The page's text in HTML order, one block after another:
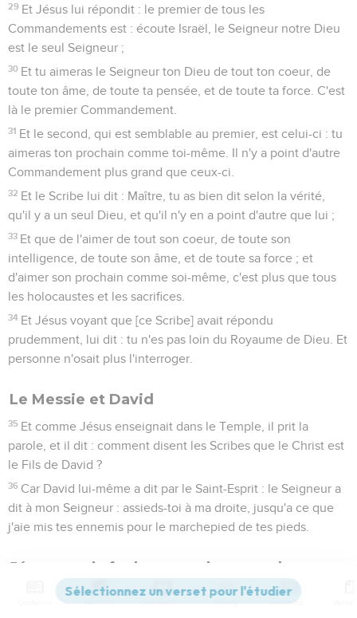
29 Et Jésus lui répondit : le premier de tous les
Commandements est : écoute Israël, le Seigneur notre Dieu
est le seul Seigneur ;
30 Et tu aimeras le Seigneur ton Dieu de tout ton coeur, de
toute ton âme, de toute ta pensée, et de toute ta force. C'est
là le premier Commandement.
31 Et le second, qui est semblable au premier, est celui-ci : tu
aimeras ton prochain comme toi-même. Il n'y a point d'autre
Commandement plus grand que ceux-ci.
32 Et le Scribe lui dit : Maître, tu as bien dit selon la vérité,
qu'il y a un seul Dieu, et qu'il n'y en a point d'autre que lui ;
33 Et que de l'aimer de tout son coeur, de toute son
intelligence, de toute son âme, et de toute sa force ; et
d'aimer son prochain comme soi-même, c'est plus que tous
les holocaustes et les sacrifices.
34 Et Jésus voyant que [ce Scribe] avait répondu
prudemment, lui dit : tu n'es pas loin du Royaume de Dieu. Et
personne n'osait plus l'interroger.
Le Messie et David
35 Et comme Jésus enseignait dans le Temple, il prit la
parole, et il dit : comment disent les Scribes que le Christ est
le Fils de David ?
36 Car David lui-même a dit par le Saint-Esprit : le Seigneur a
dit à mon Seigneur : assieds-toi à ma droite, jusqu'a ce que
j'aie mis tes ennemis pour le marchepied de tes pieds.
Jésus met la foule en garde contre les
maîtres de la loi
Versions Commentaires Strong